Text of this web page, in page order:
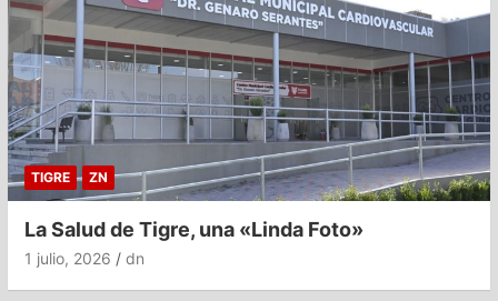
TIGRE ZN
La Salud de Tigre, una «Linda Foto»
1 julio, 2026 dn